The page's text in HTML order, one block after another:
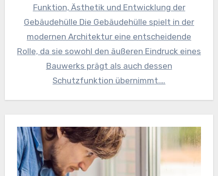
Funktion, Ästhetik und Entwicklung der
Gebäudehülle Die Gebäudehülle spielt in der
modernen Architektur eine entscheidende
Rolle, da sie sowohl den äußeren Eindruck eines
Bauwerks prägt als auch dessen
Schutzfunktion übernimmt.…